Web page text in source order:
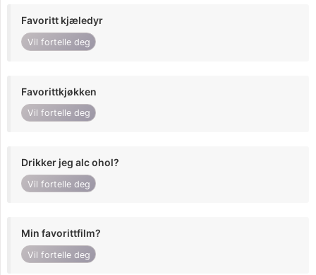
Favoritt kjæledyr
Vil fortelle deg
Favorittkjøkken
Vil fortelle deg
Drikker jeg alc ohol?
Vil fortelle deg
Min favorittfilm?
Vil fortelle deg